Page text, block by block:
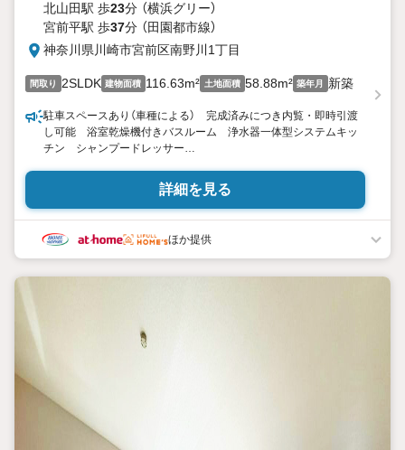
北山田駅 歩23分 （横浜グリー）
宮前平駅 歩37分 （田園都市線）
神奈川県川崎市宮前区南野川1丁目
間取り 2SLDK 建物面積 116.63m² 土地面積 58.88m² 築年月 新築
駐車スペースあり（車種による） 完成済みにつき内覧・即時引渡
し可能 浴室乾燥機付きバスルーム 浄水器一体型システムキッ
チン シャンプードレッサー
東宝ハウス町田はまず、お客様一人一人を知り、理解することか
お客様のお話をきちんとお聞きし、しっかり話し合う「心」のコミ
様にベストな「住まい」をご提案をすることができるのです。
インターネット予約で当日見学が可能！
「ご要望・ご質問欄」に希望日時をご記入ください！
※住宅新報より
たくさんのお客様からのお言葉に感謝してこれからも楽しく素敵
なお家探しをお約束します。
お家探しを始めてみようと思われたらまずは、お気軽に東宝ハウ
詳細を見る
ほか提供